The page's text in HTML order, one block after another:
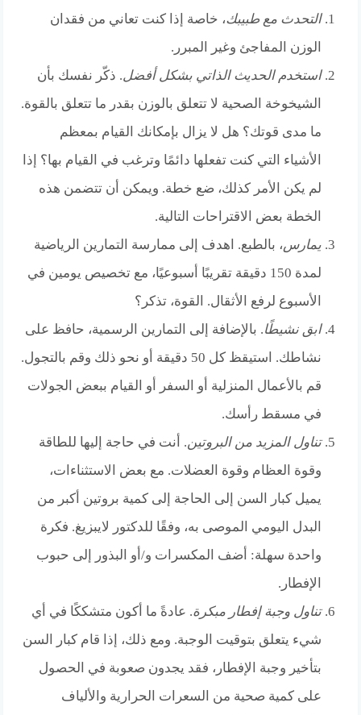
التحدث مع طبيبك، خاصة إذا كنت تعاني من فقدان
الوزن المفاجئ وغير المبرر.
استخدم الحديث الذاتي بشكل أفضل. ذكّر نفسك بأن
الشيخوخة الصحية لا تتعلق بالوزن بقدر ما تتعلق بالقوة.
ما مدى قوتك؟ هل لا يزال بإمكانك القيام بمعظم
الأشياء التي كنت تفعلها دائمًا وترغب في القيام بها؟ إذا
لم يكن الأمر كذلك، ضع خطة. ويمكن أن تتضمن هذه
الخطة بعض الاقتراحات التالية.
يمارس، بالطبع. اهدف إلى ممارسة التمارين الرياضية
لمدة 150 دقيقة تقريبًا أسبوعيًا، مع تخصيص يومين في
الأسبوع لرفع الأثقال. القوة، تذكر؟
ابق نشيطًا. بالإضافة إلى التمارين الرسمية، حافظ على
نشاطك. استيقظ كل 50 دقيقة أو نحو ذلك وقم بالتجول.
قم بالأعمال المنزلية أو السفر أو القيام ببعض الجولات
في مسقط رأسك.
تناول المزيد من البروتين. أنت في حاجة إليها للطاقة
وقوة العظام وقوة العضلات. مع بعض الاستثناءات،
يميل كبار السن إلى الحاجة إلى كمية بروتين أكبر من
البدل اليومي الموصى به، وفقًا للدكتور لايبزيغ. فكرة
واحدة سهلة: أضف المكسرات و/أو البذور إلى حبوب
الإفطار.
تناول وجبة إفطار مبكرة. عادةً ما أكون متشككًا في أي
شيء يتعلق بتوقيت الوجبة. ومع ذلك، إذا قام كبار السن
بتأخير وجبة الإفطار، فقد يجدون صعوبة في الحصول
على كمية صحية من السعرات الحرارية والألياف